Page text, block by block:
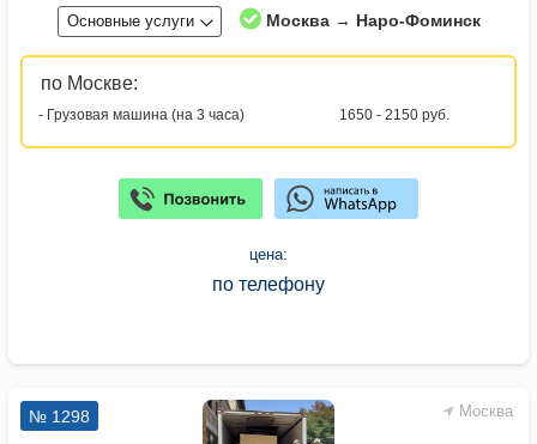
Основные услуги Москва → Наро-Фоминск
по Москве:
- Грузовая машина (на 3 часа) 1650 - 2150 руб.
цена:
по телефону
Москва
№ 1298